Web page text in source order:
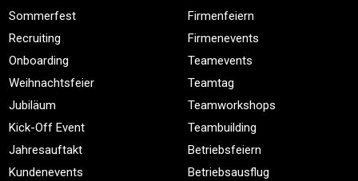
Sommerfest
Recruiting
Onboarding
Weihnachtsfeier
Jubiläum
Kick-Off Event
Jahresauftakt
Kundenevents
Firmenfeiern
Firmenevents
Teamevents
Teamtag
Teamworkshops
Teambuilding
Betriebsfeiern
Betriebsausflug